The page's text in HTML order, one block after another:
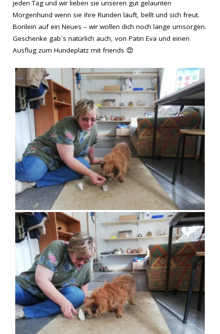
jeden Tag und wir lieben sie unseren gut gelaunten
Morgenhund wenn sie ihre Runden läuft, bellt und sich freut.
Borilein auf ein Neues – wir wollen dich noch lange umsorgen.
Geschenke gab´s natürlich auch, von Patin Eva und einen
Ausflug zum Hundeplatz mit friends 😍